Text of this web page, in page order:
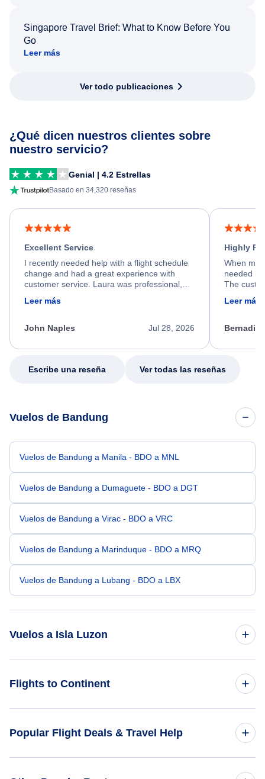
Singapore Travel Brief: What to Know Before You
Go
Leer más
Ver todo publicaciones
¿Qué dicen nuestros clientes sobre
nuestro servicio?
Genial | 4.2 Estrellas
Basado en 34,320 reseñas
Excellent Service
I recently needed help with a flight schedule
change and had a great experience with
customer service. Laura was professional,
friendly, and very helpful throughout the
process. She quickly found a solution and
appreciate her excellent service.
Leer más
Jul 28, 2026
John Naples
Highly
When my
needed
The
calm,
my issue.
Leer más
Escribe una reseña Ver todas las reseñas
Vuelos de Bandung
Vuelos de Bandung a Manila - BDO a MNL
Vuelos de Bandung a Dumaguete - BDO a DGT
Vuelos de Bandung a Virac - BDO a VRC
Vuelos de Bandung a Marinduque - BDO a MRQ
Vuelos de Bandung a Lubang - BDO a LBX
Vuelos a Isla Luzon
Vuelos de Singapur a Isla Luzon - SIN a NCP
Flights to Continent
Popular Flight Deals & Travel Help